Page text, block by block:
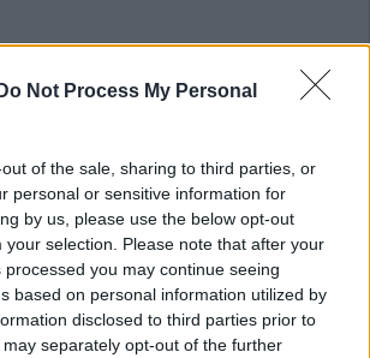
Do Not Process My Personal
of the sale, sharing to third parties, or
personal or sensitive information for
by us, please use the below opt-out
your selection. Please note that after your
you may continue seeing
based on personal information utilized by
disclosed to third parties prior to
separately opt-out of the further